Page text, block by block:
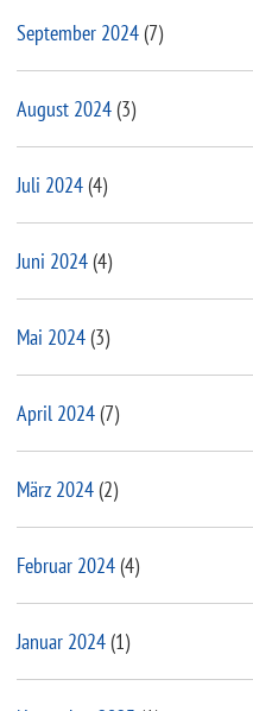
September 2024(7)
August 2024(3)
Juli 2024(4)
Juni 2024(4)
Mai 2024(3)
April 2024(7)
März 2024(2)
Februar 2024(4)
Januar 2024(1)